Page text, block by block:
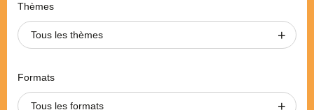
Thèmes
Tous les thèmes
Formats
Tous les formats